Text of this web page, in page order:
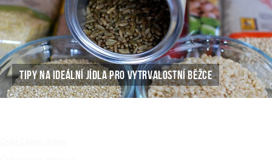
TIPY NA IDEÁLNÍ JÍDLA PRO VYTRVALOSTNÍ BĚŽCE